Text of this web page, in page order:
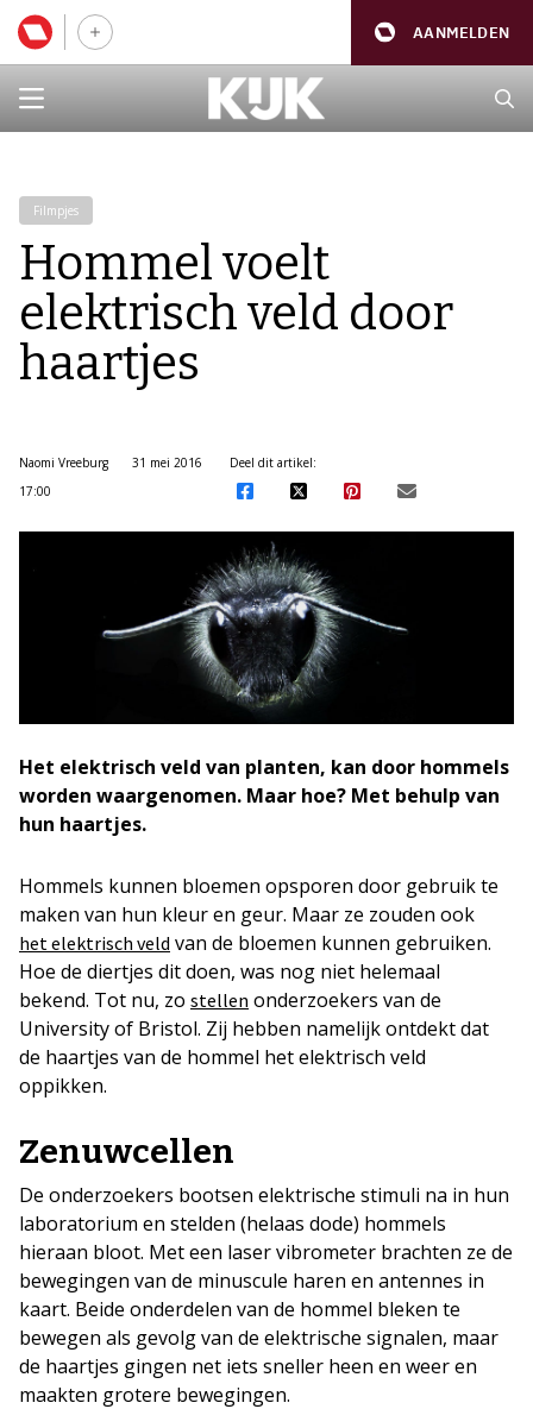
AANMELDEN
Filmpjes
Hommel voelt
elektrisch veld door
haartjes
Naomi Vreeburg
31 mei 2016
17:00
Deel dit artikel:
Het elektrisch veld van planten, kan door hommels
worden waargenomen. Maar hoe? Met behulp van
hun haartjes.
Hommels kunnen bloemen opsporen door gebruik te
maken van hun kleur en geur. Maar ze zouden ook
het elektrisch veld van de bloemen kunnen gebruiken.
Hoe de diertjes dit doen, was nog niet helemaal
bekend. Tot nu, zo stellen onderzoekers van de
University of Bristol. Zij hebben namelijk ontdekt dat
de haartjes van de hommel het elektrisch veld
oppikken.
Zenuwcellen
De onderzoekers bootsen elektrische stimuli na in hun
laboratorium en stelden (helaas dode) hommels
hieraan bloot. Met een laser vibrometer brachten ze de
bewegingen van de minuscule haren en antennes in
kaart. Beide onderdelen van de hommel bleken te
bewegen als gevolg van de elektrische signalen, maar
de haartjes gingen net iets sneller heen en weer en
maakten grotere bewegingen.